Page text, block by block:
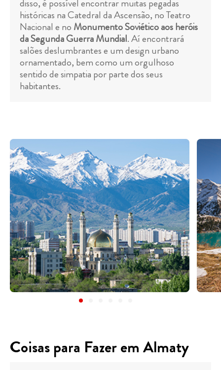
disso, é possível encontrar muitas pegadas
históricas na Catedral da Ascensão, no Teatro
Nacional e no Monumento Soviético aos heróis
da Segunda Guerra Mundial. Aí encontrará
salões deslumbrantes e um design urbano
ornamentado, bem como um orgulhoso
sentido de simpatia por parte dos seus
habitantes.
Coisas para Fazer em Almaty